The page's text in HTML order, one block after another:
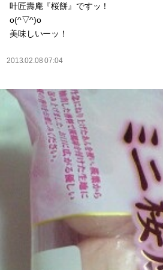
叶匠壽庵『桜餅』ですッ！
o(^▽^)o
美味しいーッ！
2013.02.08 07:04